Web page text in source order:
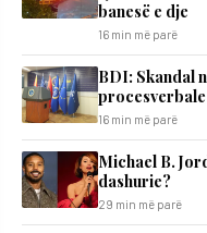
banesë e dje
16 min më parë
BDI: Skandal
16 min më parë
Michael B.
dashurie?
29 min më parë